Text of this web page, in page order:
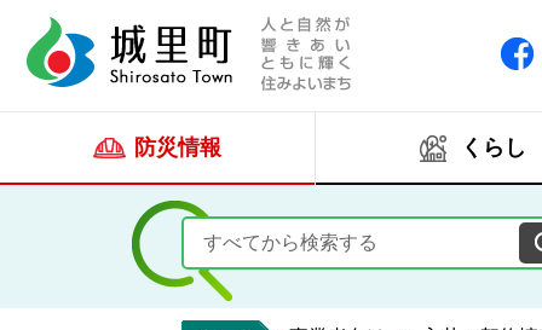
防災情報 くらし